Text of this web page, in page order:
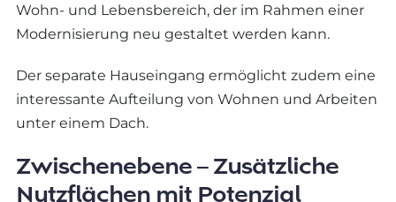
Wohn- und Lebensbereich, der im Rahmen einer
Modernisierung neu gestaltet werden kann.
Der separate Hauseingang ermöglicht zudem eine
interessante Aufteilung von Wohnen und Arbeiten
unter einem Dach.
Zwischenebene – Zusätzliche
Nutzflächen mit Potenzial